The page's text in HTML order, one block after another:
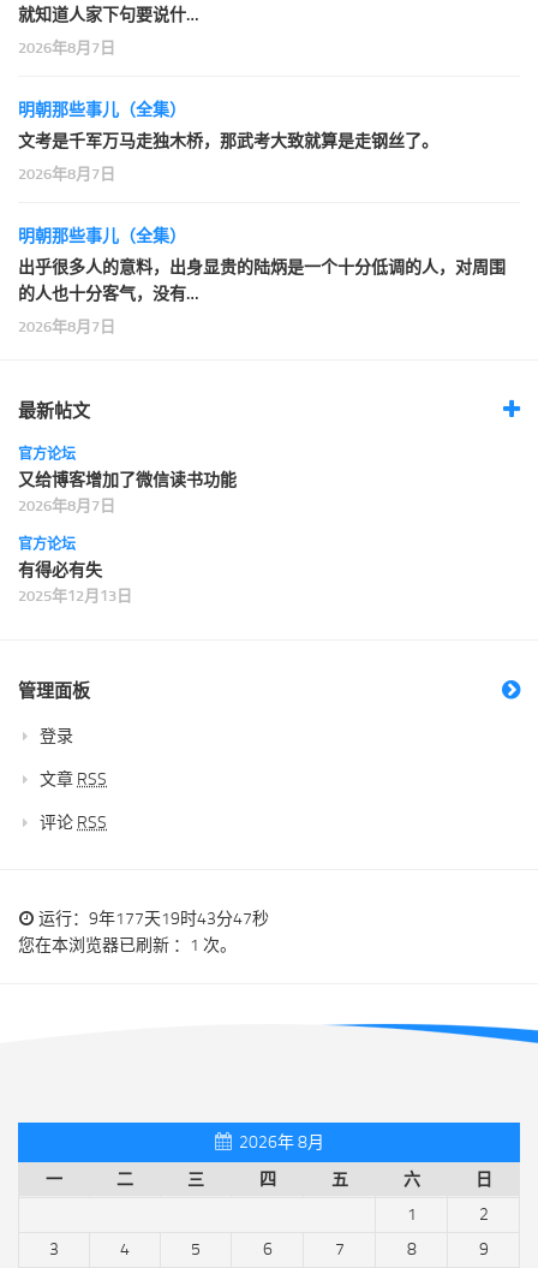
就知道人家下句要说什…
2026年8月7日
明朝那些事儿（全集）
文考是千军万马走独木桥，那武考大致就算是走钢丝了。
2026年8月7日
明朝那些事儿（全集）
出乎很多人的意料，出身显贵的陆炳是一个十分低调的人，对周围
的人也十分客气，没有…
2026年8月7日
最新帖文
官方论坛
又给博客增加了微信读书功能
2026年8月7日
官方论坛
有得必有失
2025年12月13日
管理面板
登录
文章 RSS
评论 RSS
运行：9年177天19时43分47秒
您在本浏览器已刷新 ：1 次。
2026年 8月
一
二 三 四 五 六 日
1
2
3
4 5 6 7 8
9